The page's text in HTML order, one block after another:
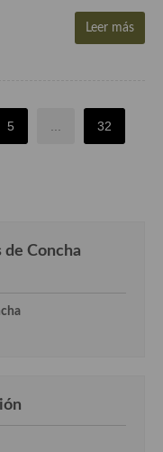
Leer más
5 32
de Concha